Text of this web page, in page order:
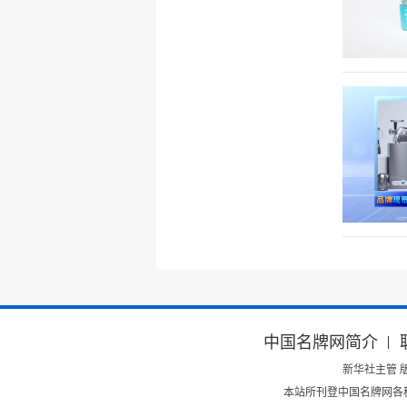
中国名牌网简介
新华社主管
本站所刊登中国名牌网